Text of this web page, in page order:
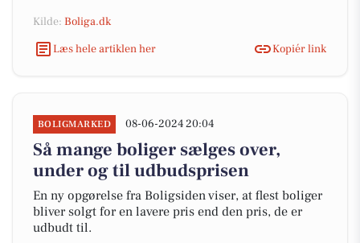
Kilde: Boliga.dk
Læs hele artiklen her
Kopiér link
BOLIGMARKED 08-06-2024 20:04
Så mange boliger sælges over,
under og til udbudsprisen
En ny opgørelse fra Boligsiden viser, at flest boliger
bliver solgt for en lavere pris end den pris, de er
udbudt til.